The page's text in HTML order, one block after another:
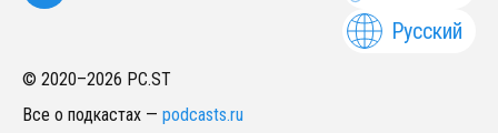
Русский
© 2020–2026 PC.ST
Все о подкастах — podcasts.ru